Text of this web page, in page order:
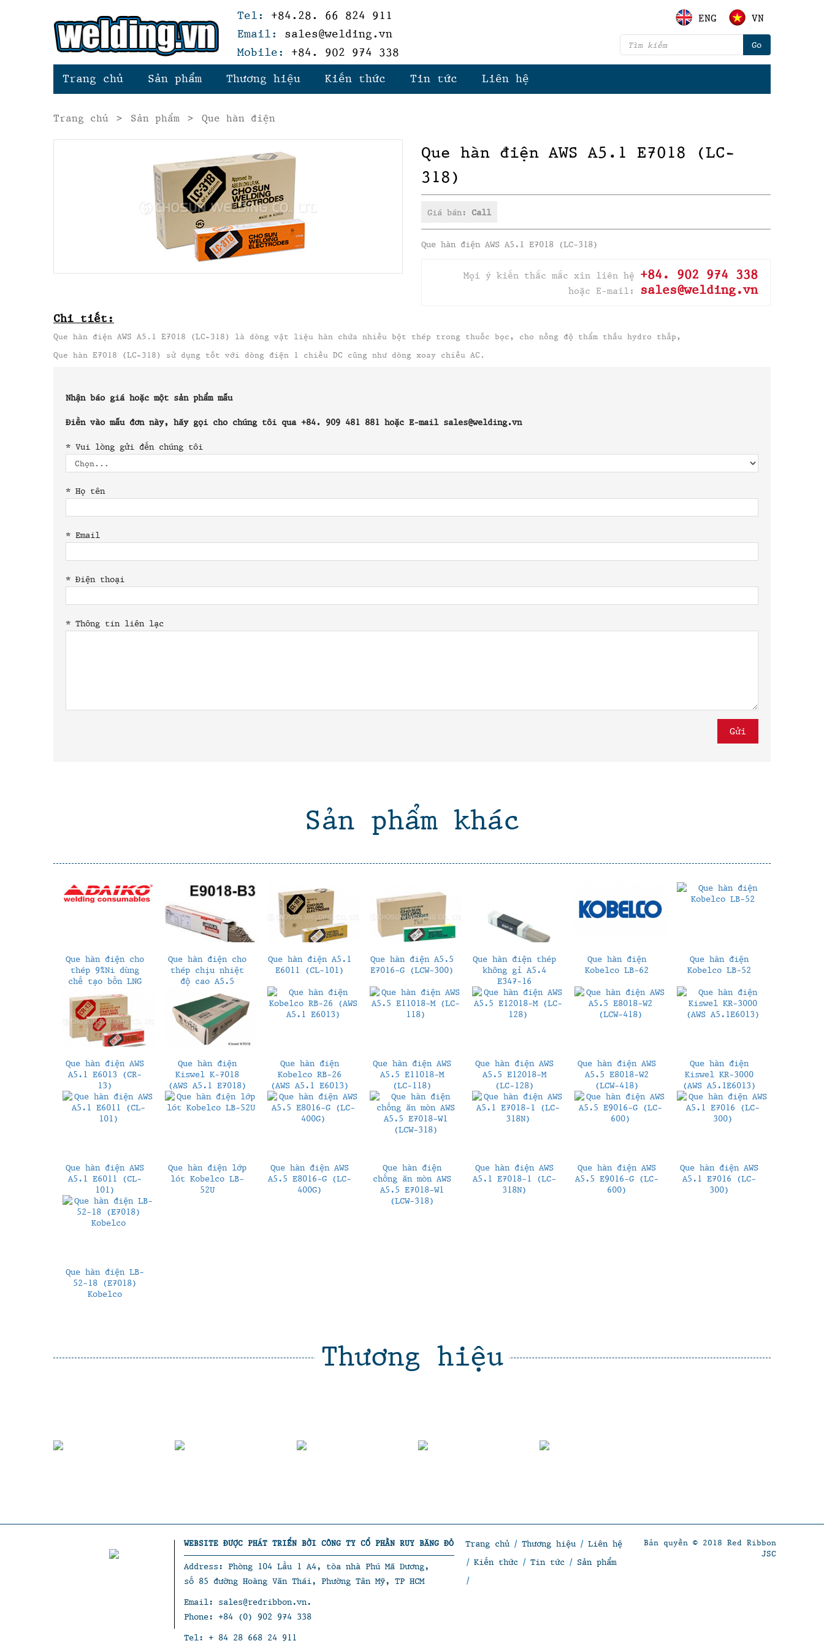
Tel:
+84.28. 66 824 911
Email:
sales@welding.vn
Mobile:
+84. 902 974 338
ENG VN
Trang chủ Sản phẩm Thương hiệu Kiến thức Tin tức Liên hệ
Trang chủ > Sản phẩm > Que hàn điện
Que hàn điện AWS A5.1 E7018 (LC-
318)
Giá bán: Call
Que hàn điện AWS A5.1 E7018 (LC-318)
Mọi ý kiến thắc mắc xin liên hệ +84. 902 974 338
hoặc E-mail: sales@welding.vn
Chi tiết:
Que hàn điện AWS A5.1 E7018 (LC-318) là dòng vật liệu hàn chứa nhiều bột thép trong thuốc bọc, cho nồng độ thẩm thấu hydro thấp,
Que hàn E7018 (LC-318) sử dụng tốt với dòng điện 1 chiều DC cũng như dòng xoay chiều AC.
Nhận báo giá hoặc một sản phẩm mẫu
Điền vào mẫu đơn này, hãy gọi cho chúng tôi qua +84. 909 481 881 hoặc E-mail sales@welding.vn
* Vui lòng gửi đến chúng tôi
* Họ tên
* Email
* Điện thoại
* Thông tin liên lạc
Sản phẩm khác
Que hàn điện cho
thép 9%Ni dùng
chế tạo bồn LNG
(A5.11 ENiCrMo-6
/ DAIKO 116MO)
Que hàn điện cho
thép chịu nhiệt
độ cao A5.5
E9018-B3
Que hàn điện A5.1
E6011 (CL-101)
Que hàn điện A5.5
E7016-G (LCW-300)
Que hàn điện thép
không gỉ A5.4
E347-16
Que hàn điện
Kobelco LB-62
Que hàn điện
Kobelco LB-52
Que hàn điện AWS
A5.1 E6013 (CR-
13)
Que hàn điện
Kiswel K-7018
(AWS A5.1 E7018)
Que hàn điện
Kobelco RB-26
(AWS A5.1 E6013)
Que hàn điện AWS
A5.5 E11018-M
(LC-118)
Que hàn điện AWS
A5.5 E12018-M
(LC-128)
Que hàn điện AWS
A5.5 E8018-W2
(LCW-418)
Que hàn điện
Kiswel KR-3000
(AWS A5.1E6013)
Que hàn điện AWS
A5.1 E6011 (CL-
101)
Que hàn điện lớp
lót Kobelco LB-
52U
Que hàn điện AWS
A5.5 E8016-G (LC-
400G)
Que hàn điện
chống ăn mòn AWS
A5.5 E7018-W1
(LCW-318)
Que hàn điện AWS
A5.1 E7018-1 (LC-
318N)
Que hàn điện AWS
A5.5 E9016-G (LC-
600)
Que hàn điện AWS
A5.1 E7016 (LC-
300)
Que hàn điện LB-
52-18 (E7018)
Kobelco
Thương hiệu
WEBSITE ĐƯỢC PHÁT TRIỂN BỞI CÔNG TY CỔ PHẦN RUY BĂNG ĐỎ
Address: Phòng 104 Lầu 1 A4, tòa nhà Phú Mã Dương,
số 85 đường Hoàng Văn Thái, Phường Tân Mỹ, TP HCM
Email: sales@redribbon.vn.
Phone: +84 (0) 902 974 338
Tel: + 84 28 668 24 911
Trang chủ / Thương hiệu / Liên hệ
/ Kiến thức / Tin tức / Sản phẩm
/
Bản quyền © 2018 Red Ribbon
JSC